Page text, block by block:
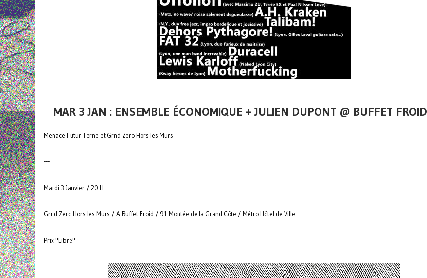
MAR 3 JAN : ENSEMBLE ÉCONOMIQUE + JULIEN DUPONT @ BUFFET FROID
Menace Futur Terne et Grnd Zero Hors les Murs
---
Mardi 3 Janvier / 20 H
Grnd Zero Hors les Murs / A Buffet Froid / 91 Montée de la Grand Côte / Métro Hôtel de Ville
Prix "Libre"